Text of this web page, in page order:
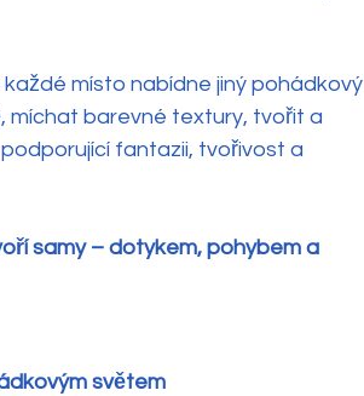
místo nabídne jiný pohádkový
míchat barevné textury, tvořit a
fantazii, tvořivost a
samy – dotykem, pohybem a
světem